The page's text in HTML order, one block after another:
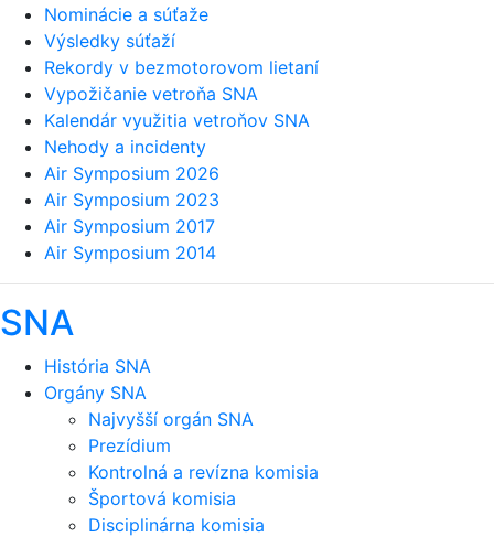
Nominácie a súťaže
Výsledky súťaží
Rekordy v bezmotorovom lietaní
Vypožičanie vetroňa SNA
Kalendár využitia vetroňov SNA
Nehody a incidenty
Air Symposium 2026
Air Symposium 2023
Air Symposium 2017
Air Symposium 2014
SNA
História SNA
Orgány SNA
Najvyšší orgán SNA
Prezídium
Kontrolná a revízna komisia
Športová komisia
Disciplinárna komisia